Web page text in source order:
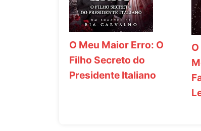
O Meu Maior Erro: O
Filho Secreto do
Presidente Italiano